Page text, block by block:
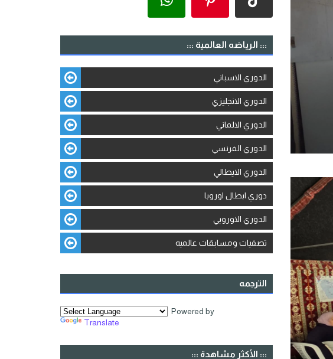
::: الرياضه العالمية :::
الدوري الاسباني
الدوري الانجليزي
الدوري الالماني
الدوري الفرنسي
الدوري الايطالي
دوري ابطال اوروبا
الدوري الاوروبي
تصفيات ومسابقات عالميه
الترجمه
Powered by
Translate
::: الأكثر مشاهدة :::